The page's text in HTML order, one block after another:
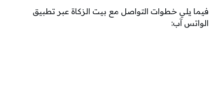
فيما يلي خطوات التواصل مع بيت الزكاة عبر تطبيق
الواتس آب: